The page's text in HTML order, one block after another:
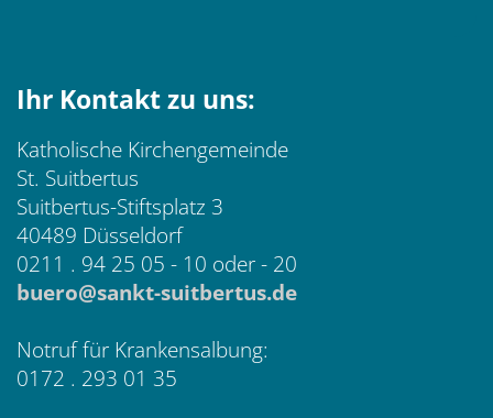
Ihr Kontakt zu uns:
Katholische Kirchengemeinde
St. Suitbertus
Suitbertus-Stiftsplatz 3
40489 Düsseldorf
0211 . 94 25 05 - 10 oder - 20
buero@sankt-suitbertus.de
Notruf für Krankensalbung:
0172 . 293 01 35